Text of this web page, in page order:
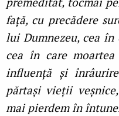
față, cu precădere
lui Dumnezeu, cea
cea în care
influență și
părtași vieții
mai pierdem în